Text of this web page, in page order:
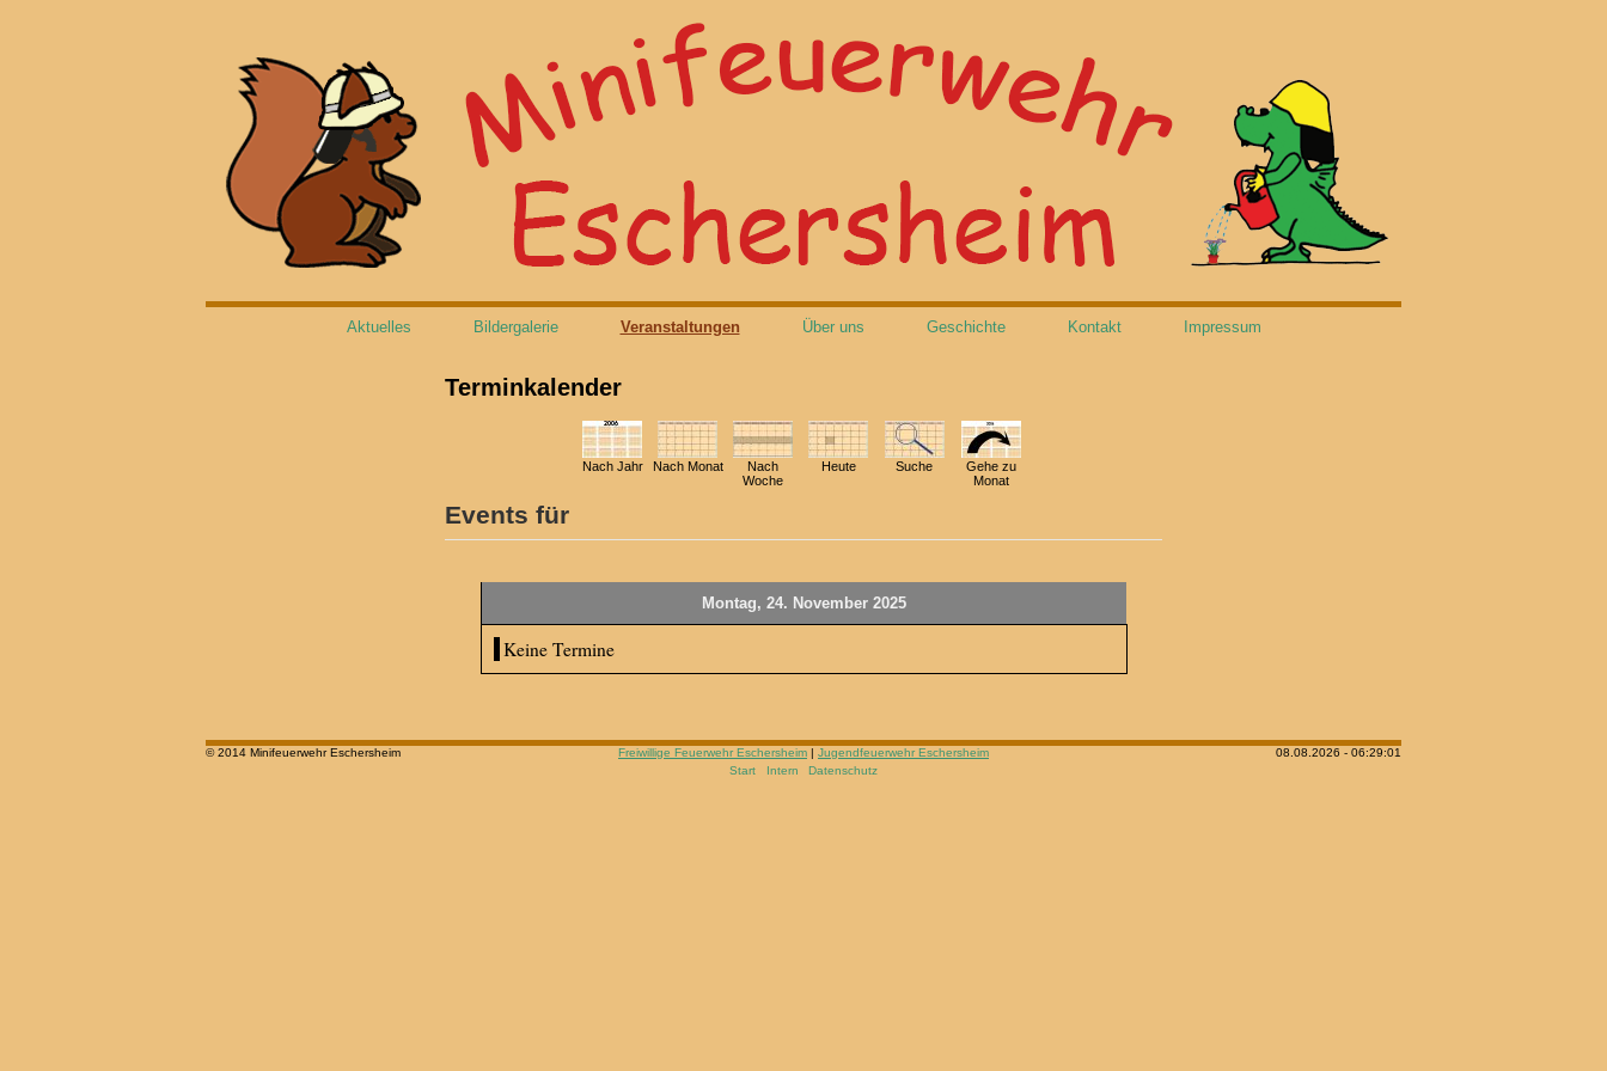
Aktuelles Bildergalerie Veranstaltungen Über uns Geschichte Kontakt Impressum
Terminkalender
Nach Jahr Nach Monat
Nach
Woche
Heute Suche
Gehe zu
Monat
Events für
Montag, 24. November 2025
Keine Termine
© 2014 Minifeuerwehr Eschersheim Freiwillige Feuerwehr Eschersheim | Jugendfeuerwehr Eschersheim
08.08.2026 - 06:29:01
Start
Intern Datenschutz